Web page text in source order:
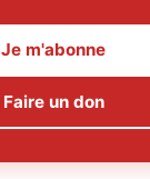
Je m'abonne
Faire un don